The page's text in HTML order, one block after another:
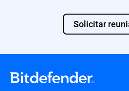
Solicitar